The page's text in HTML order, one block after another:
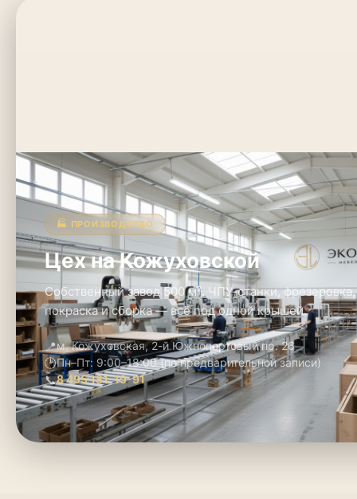
🏭 ПРОИЗВОДСТВО
Цех на Кожуховской
Собственный завод 500 м². ЧПУ-станки, фрезеровка,
покраска и сборка — всё под одной крышей.
📍м. Кожуховская, 2-й Южнопортовый пр. 26
🕑Пн–Пт: 9:00–18:00 (по предварительной записи)
📞8 495 181-19-91